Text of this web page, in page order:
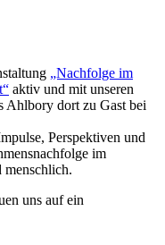
„Nachfolge im
aktiv und mit unseren
Ahlbory dort zu Gast bei
Perspektiven und
im
menschlich.
uns auf ein